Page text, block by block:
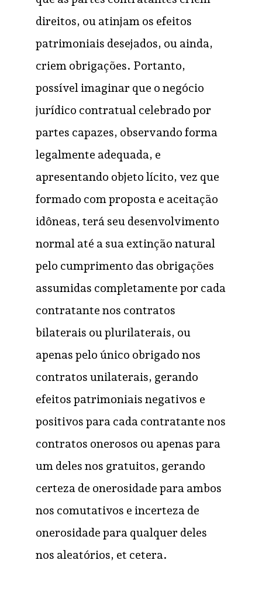
direitos, ou atinjam os efeitos
patrimoniais desejados, ou ainda,
criem obrigações. Portanto,
possível imaginar que o negócio
jurídico contratual celebrado por
partes capazes, observando forma
legalmente adequada, e
apresentando objeto lícito, vez que
formado com proposta e aceitação
idôneas, terá seu desenvolvimento
normal até a sua extinção natural
pelo cumprimento das obrigações
assumidas completamente por cada
contratante nos contratos
bilaterais ou plurilaterais, ou
apenas pelo único obrigado nos
contratos unilaterais, gerando
efeitos patrimoniais negativos e
positivos para cada contratante nos
contratos onerosos ou apenas para
um deles nos gratuitos, gerando
certeza de onerosidade para ambos
nos comutativos e incerteza de
onerosidade para qualquer deles
nos aleatórios, et cetera.